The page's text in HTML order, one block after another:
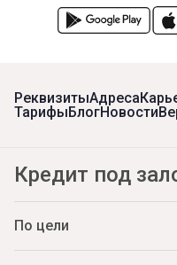
РеквизитыАдреса
ТарифыБлогНовости
Кредит под
По цели